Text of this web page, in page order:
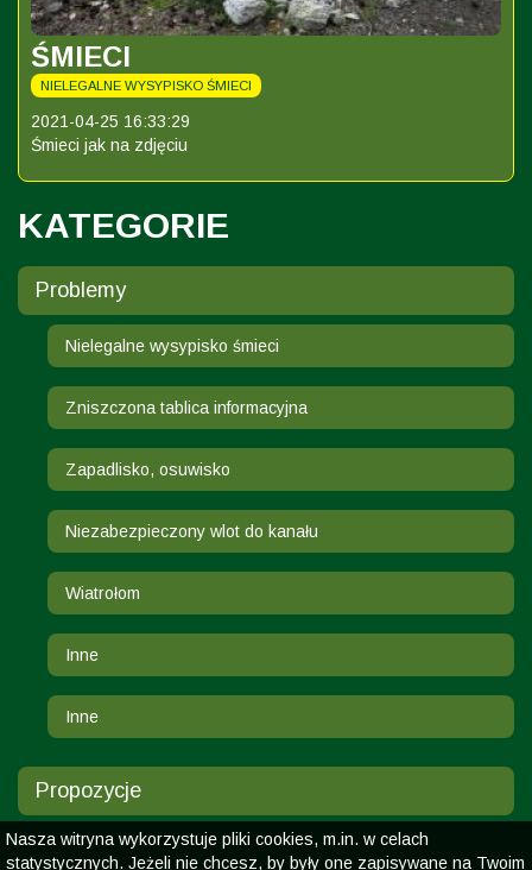
ŚMIECI
NIELEGALNE WYSYPISKO ŚMIECI
2021-04-25 16:33:29
Śmieci jak na zdjęciu
KATEGORIE
Problemy
Nielegalne wysypisko śmieci
Zniszczona tablica informacyjna
Zapadlisko, osuwisko
Niezabezpieczony wlot do kanału
Wiatrołom
Inne
Inne
Propozycje
Nasza witryna wykorzystuje pliki cookies, m.in. w celach
statystycznych. Jeżeli nie chcesz, by były one zapisywane na Twoim